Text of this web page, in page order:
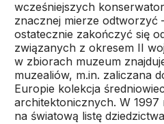
wcześniejszych
znacznej mierze odtworzyć
ostatecznie zakończyć się
związanych z okresem II
w zbiorach muzeum
muzealiów, m.in. zaliczana
Europie kolekcja
architektonicznych. W
na światową listę